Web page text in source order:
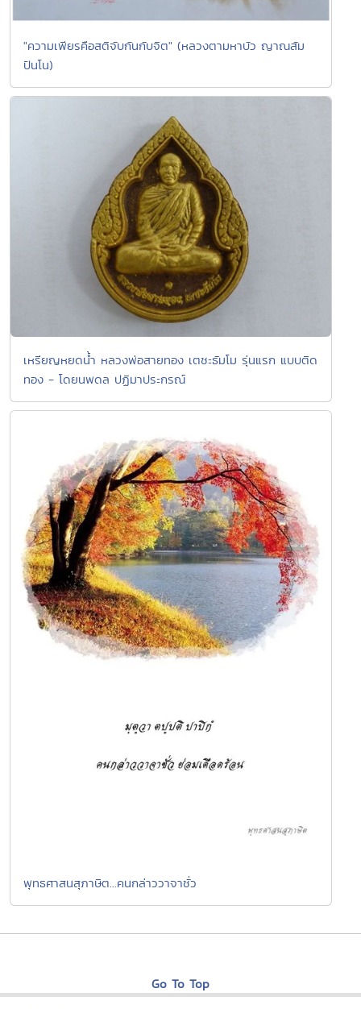
"ความเพียรคือสติจับกันกับจิต" (หลวงตามหาบัว ญาณสัม
ปันโน)
เหรียญหยดน้ำ หลวงพ่อสายทอง เตชะธัมโม รุ่นแรก แบบติด
ทอง - โดยนพดล ปฏิมาประกรณ์
พุทธศาสนสุภาษิต...คนกล่าววาจาชั่ว
Go To Top